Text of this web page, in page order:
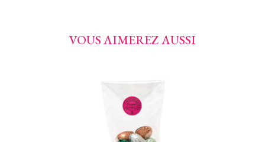
VOUS AIMEREZ AUSSI